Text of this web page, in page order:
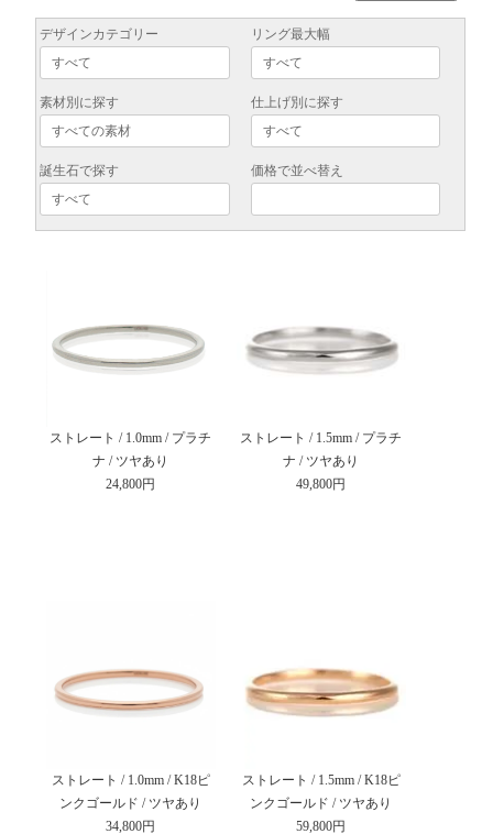
デザインカテゴリー リング最大幅
素材別に探す 仕上げ別に探す
誕生石で探す 価格で並べ替え
ストレート / 1.0mm / プラチ
ナ / ツヤあり
24,800円
ストレート / 1.5mm / プラチ
ナ / ツヤあり
49,800円
ストレート / 1.0mm / K18ピ
ンクゴールド / ツヤあり
34,800円
ストレート / 1.5mm / K18ピ
ンクゴールド / ツヤあり
59,800円